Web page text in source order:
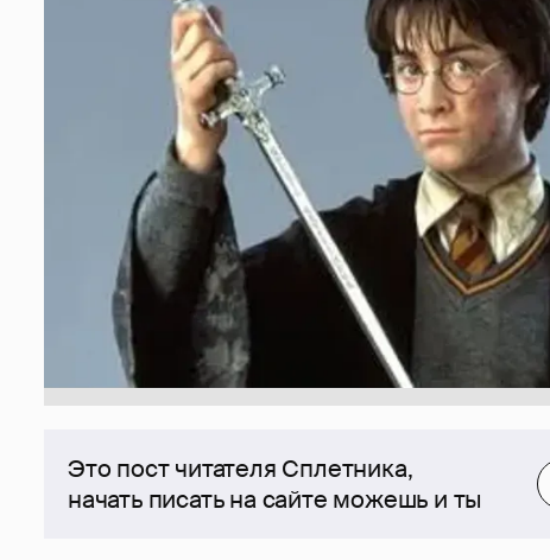
Это пост читателя Сплетника,
начать писать на сайте можешь и ты